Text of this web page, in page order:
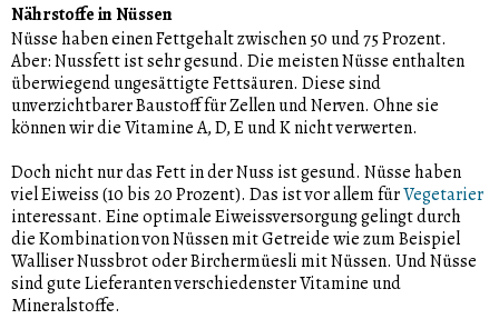
Nährstoffe in Nüssen
Nüsse haben einen Fettgehalt zwischen 50 und 75 Prozent.
Aber: Nussfett ist sehr gesund. Die meisten Nüsse enthalten
überwiegend ungesättigte Fettsäuren. Diese sind
unverzichtbarer Baustoff für Zellen und Nerven. Ohne sie
können wir die Vitamine A, D, E und K nicht verwerten.
Doch nicht nur das Fett in der Nuss ist gesund. Nüsse haben
viel Eiweiss (10 bis 20 Prozent). Das ist vor allem fürVegetarier
interessant. Eine optimale Eiweissversorgung gelingt durch
die Kombination von Nüssen mit Getreide wie zum Beispiel
Walliser Nussbrot oder Birchermüesli mit Nüssen. Und Nüsse
sind gute Lieferanten verschiedenster Vitamine und
Mineralstoffe.